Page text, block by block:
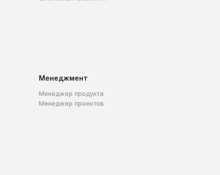
Менеджмент
Менеджер продукта
Менеджер проектов